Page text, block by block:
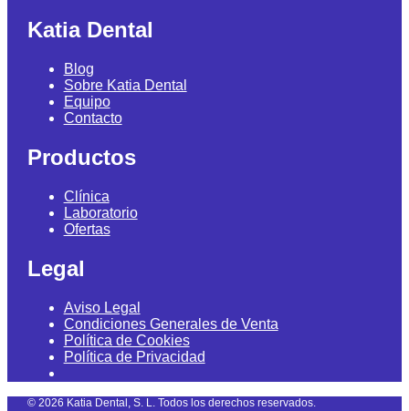
Katia Dental
Blog
Sobre Katia Dental
Equipo
Contacto
Productos
Clínica
Laboratorio
Ofertas
Legal
Aviso Legal
Condiciones Generales de Venta
Política de Cookies
Política de Privacidad
© 2026 Katia Dental, S. L. Todos los derechos reservados.